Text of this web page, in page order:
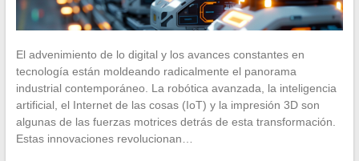
El advenimiento de lo digital y los avances constantes en
tecnología están moldeando radicalmente el panorama
industrial contemporáneo. La robótica avanzada, la inteligencia
artificial, el Internet de las cosas (IoT) y la impresión 3D son
algunas de las fuerzas motrices detrás de esta transformación.
Estas innovaciones revolucionan…